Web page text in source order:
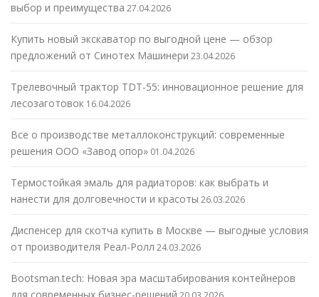
выбор и преимущества 27.04.2026
Купить новый экскаватор по выгодной цене — обзор
предложений от Синотех Машинери 23.04.2026
Трелевочный трактор TDT-55: инновационное решение для
лесозаготовок 16.04.2026
Все о производстве металлоконструкций: современные
решения ООО «Завод опор» 01.04.2026
Термостойкая эмаль для радиаторов: как выбрать и
нанести для долговечности и красоты 26.03.2026
Диспенсер для скотча купить в Москве — выгодные условия
от производителя Реал-Ролл 24.03.2026
Bootsman.tech: Новая эра масштабирования контейнеров